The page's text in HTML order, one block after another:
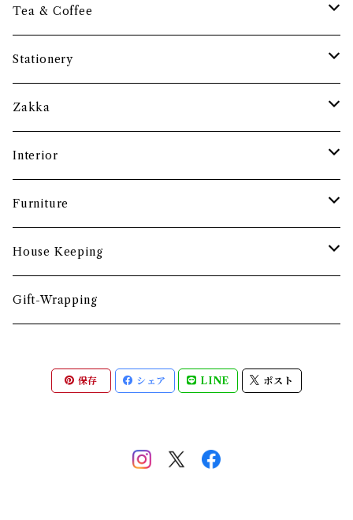
保存容器・水筒
まな板
土鍋・お鍋まわり
皿・プレート
小鉢・器
グラス・タンブラー
酒器
食卓小物
カトラリー
箸・箸置き
Tea & Coffee
コーヒーアイテム
ポット
カップ・ソーサー・マグ
茶托・銘々皿
トレイ・コースター
お盆
南部鉄瓶
Stationery
ペーパーウェイト
ペントレー
ペーパーツール
文房具収納
遊印
スタンプアクセサリー
Zakka
和ろうそく
ポーチ
Interior
バスケット
鏡・ミラー
フック
Furniture
デスク・スツール
本棚・収納棚
House Keeping
たわし
はたき・ブラシ
Gift-Wrapping
保存 シェア LINE ポスト